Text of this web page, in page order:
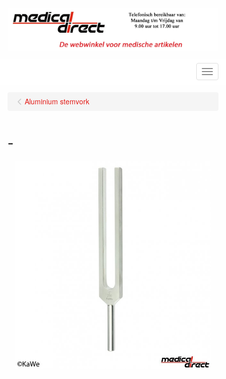
Menu
Aluminium stemvork
-